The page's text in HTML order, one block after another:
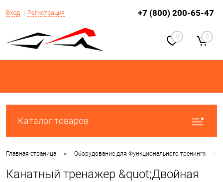
Вход Регистрация +7 (800) 200-65-47
0 0
Каталог товаров
Главная страница • Оборудование для Функционального тренинга
Канатный тренажер &quot;Двойная